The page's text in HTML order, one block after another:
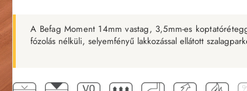
A Befag Moment 14mm vastag, 3,5mm-es
fózolás nélküli, selyemfényű lakkozással ellátott